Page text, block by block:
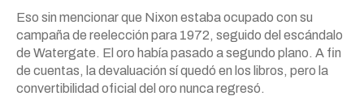
Eso sin mencionar que Nixon estaba ocupado con su
campaña de reelección para 1972, seguido del escándalo
de Watergate. El oro había pasado a segundo plano. A fin
de cuentas, la devaluación sí quedó en los libros, pero la
convertibilidad oficial del oro nunca regresó.